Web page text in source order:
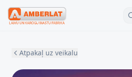
Atpakaļ uz veikalu